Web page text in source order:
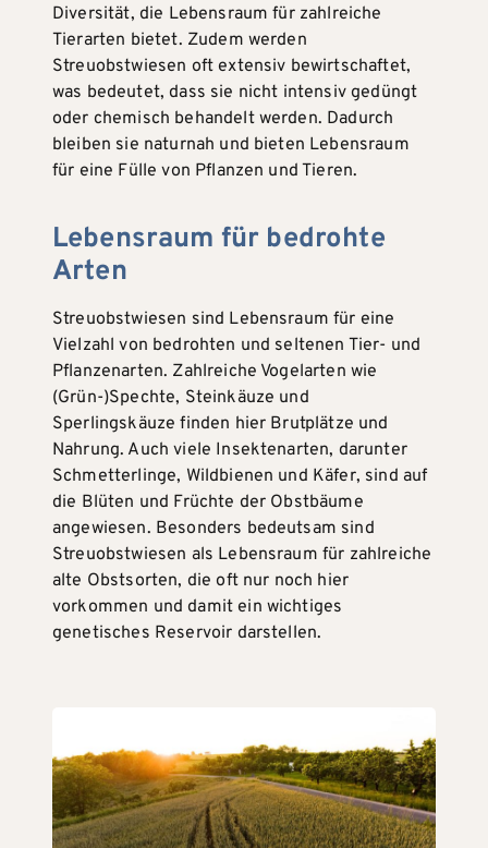
Diversität, die Lebensraum für zahlreiche
Tierarten bietet. Zudem werden
Streuobstwiesen oft extensiv bewirtschaftet,
was bedeutet, dass sie nicht intensiv gedüngt
oder chemisch behandelt werden. Dadurch
bleiben sie naturnah und bieten Lebensraum
für eine Fülle von Pflanzen und Tieren.
Lebensraum für bedrohte
Arten
Streuobstwiesen sind Lebensraum für eine
Vielzahl von bedrohten und seltenen Tier- und
Pflanzenarten. Zahlreiche Vogelarten wie
(Grün-)Spechte, Steinkäuze und
Sperlingskäuze finden hier Brutplätze und
Nahrung. Auch viele Insektenarten, darunter
Schmetterlinge, Wildbienen und Käfer, sind auf
die Blüten und Früchte der Obstbäume
angewiesen. Besonders bedeutsam sind
Streuobstwiesen als Lebensraum für zahlreiche
alte Obstsorten, die oft nur noch hier
vorkommen und damit ein wichtiges
genetisches Reservoir darstellen.